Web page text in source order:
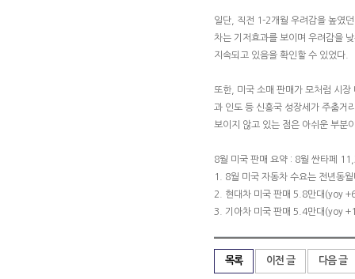
일단, 직전 1-2개월 우려감을 높였
차는 기저효과를 보이며 우려감을
지속되고 있음을 확인할 수 있었다.
또한, 미국 소매 판매가 모처럼 시
과 인도 등 신흥국 성장세가 주춤거
보이지 않고 있는 점은 아쉬운 부분
8월 미국 판매 요약 : 8월 싼타페
1. 8월 미국 자동차 수요는 전년동
2. 현대차 미국 판매 5.8만대(yoy
3. 기아차 미국 판매 5.4만대(yoy
목록 이전 글 다음 글